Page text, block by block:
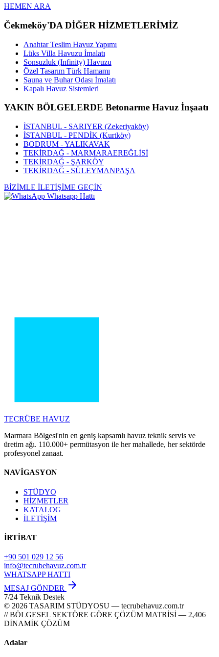
HEMEN ARA
Čekmeköy'DA DİĞER HİZMETLERİMİZ
Anahtar Teslim Havuz Yapımı
Lüks Villa Havuzu İmalatı
Sonsuzluk (Infinity) Havuzu
Özel Tasarım Türk Hamamı
Sauna ve Buhar Odası İmalatı
Kapalı Havuz Sistemleri
YAKIN BÖLGELERDE Betonarme Havuz İnşaatı
İSTANBUL - SARIYER (Zekeriyaköy)
İSTANBUL - PENDİK (Kurtköy)
BODRUM - YALIKAVAK
TEKİRDAĞ - MARMARAEREĞLİSİ
TEKİRDAĞ - ŞARKÖY
TEKİRDAĞ - SÜLEYMANPAŞA
BİZİMLE İLETİŞİME GEÇİN
Whatsapp Hattı
TECRÜBE HAVUZ
Marmara Bölgesi'nin en geniş kapsamlı havuz teknik servis ve
üretim ağı. 110.000+ permütasyon ile her mahallede, her sektörde
profesyonel zanaat.
NAVİGASYON
STÜDYO
HİZMETLER
KATALOG
İLETİŞİM
İRTİBAT
+90 501 029 12 56
info@tecrubehavuz.com.tr
WHATSAPP HATTI
MESAJ GÖNDER
7/24 Teknik Destek
© 2026 TASARIM STÜDYOSU — tecrubehavuz.com.tr
// BÖLGESEL SEKTÖRE GÖRE ÇÖZÜM MATRİSİ — 2,406
DİNAMİK ÇÖZÜM
Adalar